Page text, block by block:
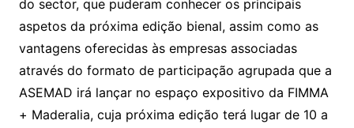
do sector, que puderam conhecer os principais
aspetos da próxima edição bienal, assim como as
vantagens oferecidas às empresas associadas
através do formato de participação agrupada que a
ASEMAD irá lançar no espaço expositivo da FIMMA
+ Maderalia, cuja próxima edição terá lugar de 10 a